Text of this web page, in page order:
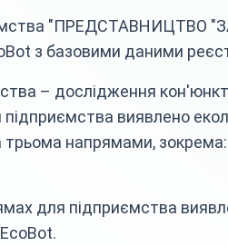
з базовими даними
– дослідження
виявлено
трьома напрямами,
для підприємства